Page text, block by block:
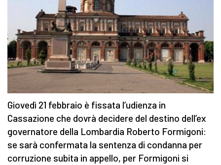
Giovedì 21 febbraio è fissata l’udienza in
Cassazione che dovrà decidere del destino dell’ex
governatore della Lombardia Roberto Formigoni:
se sarà confermata la sentenza di condanna per
corruzione subita in appello, per Formigoni si